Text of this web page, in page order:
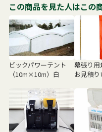
この商品を見た人はこの
ビックパワーテント
（10m×10m）白
幕張り
お見積